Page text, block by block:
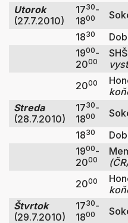
Utorok
(27.7.2010)
1730-
1800
1830
1900-
2000
2000
Streda
(28.7.2010)
1730-
1800
1830
1900-
2000
2000
Štvrtok
(29.7.2010)
1730-
1800